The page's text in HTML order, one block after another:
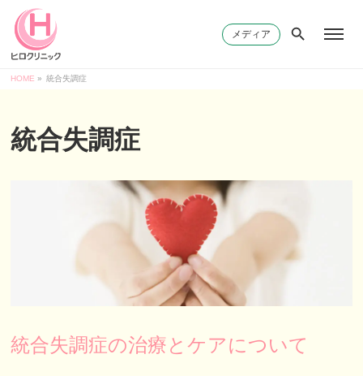
メディア
HOME » 統合失調症
統合失調症
統合失調症の治療とケアについて